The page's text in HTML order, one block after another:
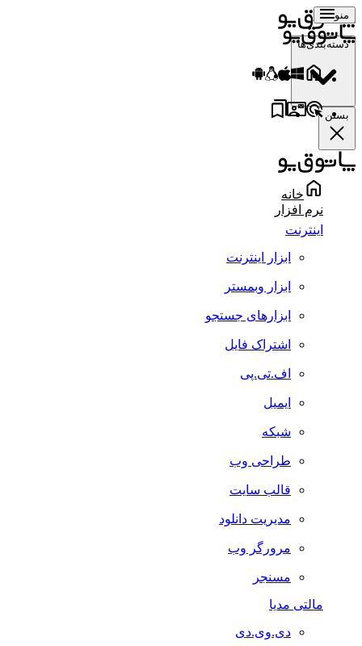
منو
دسته‌بندی‌ها
بستن
خانه
نرم افزار
اینترنت
ابزار اینترنت
ابزار وبمستر
ابزارهای جستجو
اشتراک فایل
اف.تی.پی
ایمیل
شبکه
طراحی وب
قالب سایت
مدیریت دانلود
مرورگر وب
مسنجر
مالتی مدیا
دی.وی.دی